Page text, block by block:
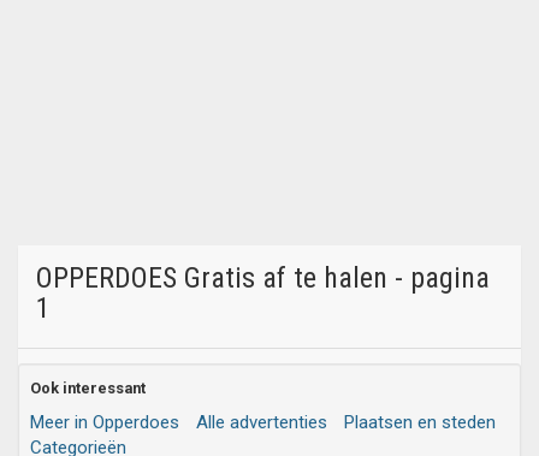
OPPERDOES Gratis af te halen - pagina
1
Ook interessant
Meer in Opperdoes Alle advertenties
Plaatsen en steden
Categorieën